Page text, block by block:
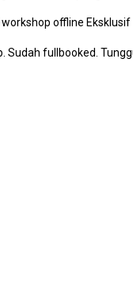
offline
fullbooked.